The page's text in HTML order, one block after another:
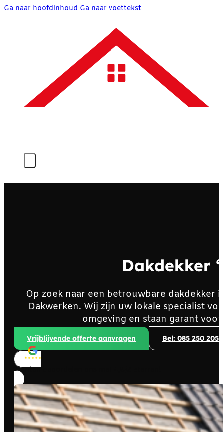
Ga naar hoofdinhoud Ga naar voettekst
Dakdekker
Op zoek naar een betrouwbare dakdekker
Dakwerken. Wij zijn uw lokale specialist
omgeving en staan garant
Vrijblijvende offerte aanvragen Bel: 085 250 2056
Klanten beoordelen ons met